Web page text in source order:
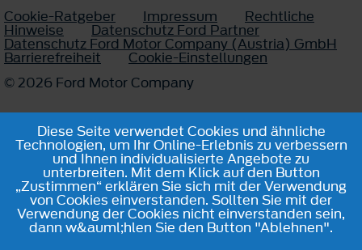
Cookie-Ratgeber Impressum Rechtliche
Hinweise Datenschutz Ford Partner
Datenschutz Ford Motor Company (Austria) GmbH
Barrierefreiheit
Cookie-Einstellungen
© 2026 Ford Motor Company
Diese Seite verwendet Cookies und ähnliche
Technologien, um Ihr Online-Erlebnis zu verbessern
und Ihnen individualisierte Angebote zu
unterbreiten. Mit dem Klick auf den Button
„Zustimmen“ erklären Sie sich mit der Verwendung
von Cookies einverstanden. Sollten Sie mit der
Verwendung der Cookies nicht einverstanden sein,
dann w&auml;hlen Sie den Button "Ablehnen".